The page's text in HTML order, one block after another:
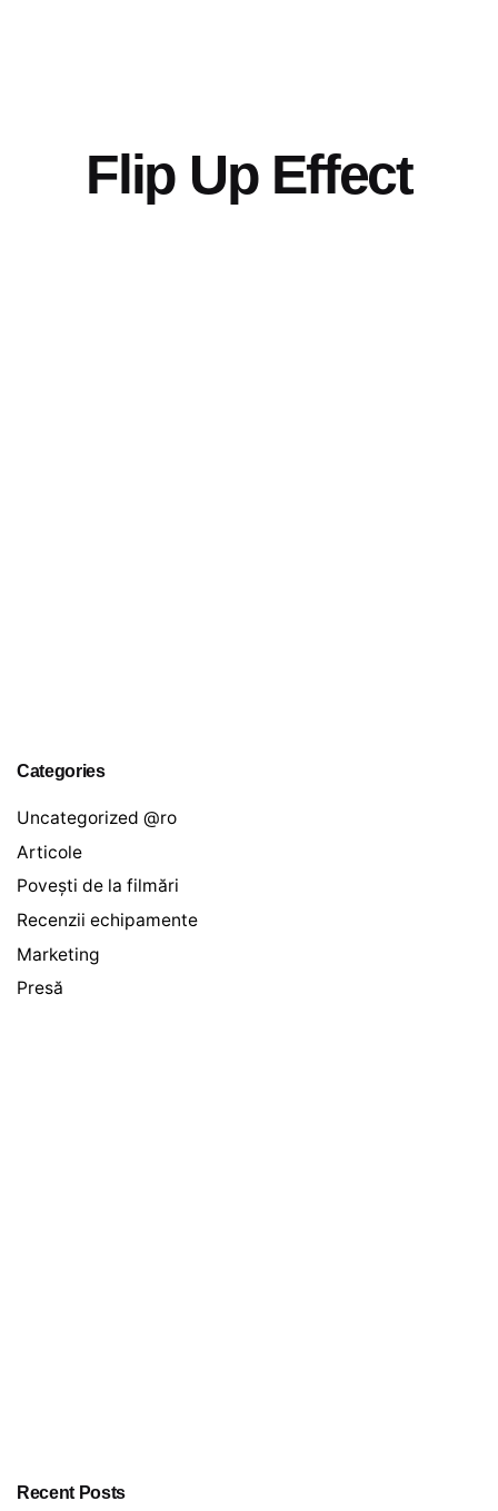
Flip Up Effect
Categories
Uncategorized @ro
Articole
Povești de la filmări
Recenzii echipamente
Marketing
Presă
Recent Posts